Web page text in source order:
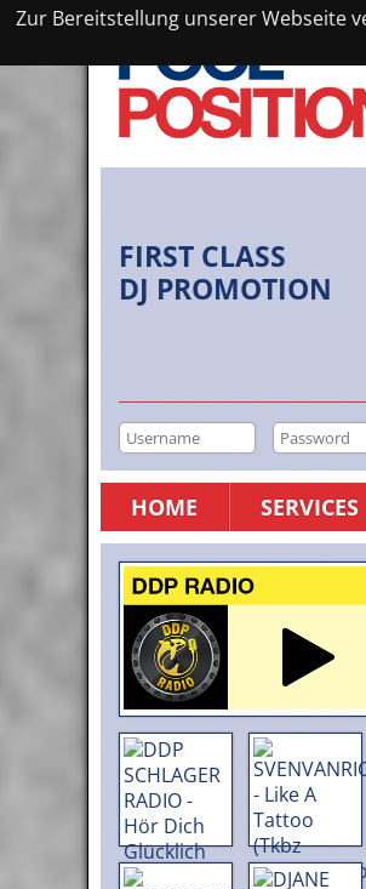
Zur Bereitstellung unserer Webseite
FIRST CLASS
DJ PROMOTION
HOME SERVICES